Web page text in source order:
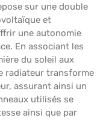
sur une double
et
une autonomie
En associant les
du soleil aux
radiateur transforme
assurant ainsi un
utilisés se
ainsi que par